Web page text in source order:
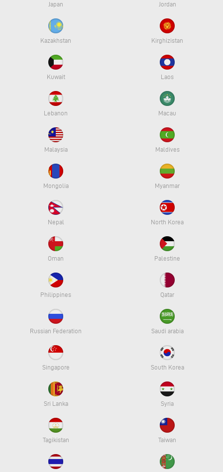
Japan Jordan
Kazakhstan Kirghizistan
Kuwait Laos
Lebanon Macau
Malaysia Maldives
Mongolia Myanmar
Nepal North Korea
Oman Palestine
Philippines Qatar
Russian Federation Saudi arabia
Singapore South Korea
Sri Lanka Syria
Tagikistan Taiwan